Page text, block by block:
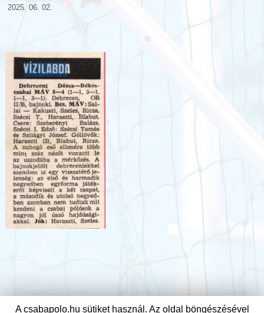
2025. 06. 02.
A csabapolo.hu sütiket használ. Az oldal böngészésével